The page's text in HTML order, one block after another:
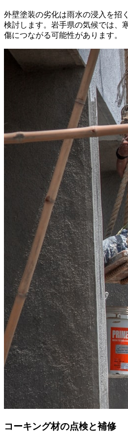
外壁塗装の劣化は雨水の浸入を招
検討します。岩手県の気候では、
傷につながる可能性があります。
コーキング材の点検と補修